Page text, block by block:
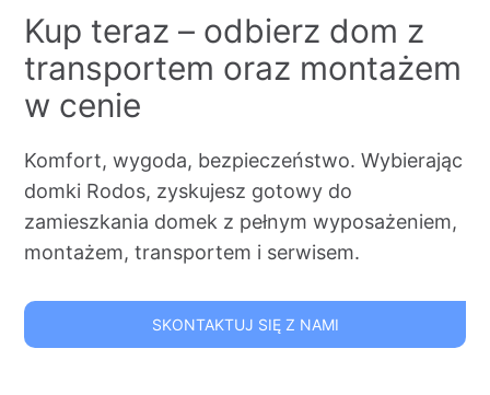
Kup teraz – odbierz dom z
transportem oraz montażem
w cenie
Komfort, wygoda, bezpieczeństwo. Wybierając
domki Rodos, zyskujesz gotowy do
zamieszkania domek z pełnym wyposażeniem,
montażem, transportem i serwisem.
SKONTAKTUJ SIĘ Z NAMI